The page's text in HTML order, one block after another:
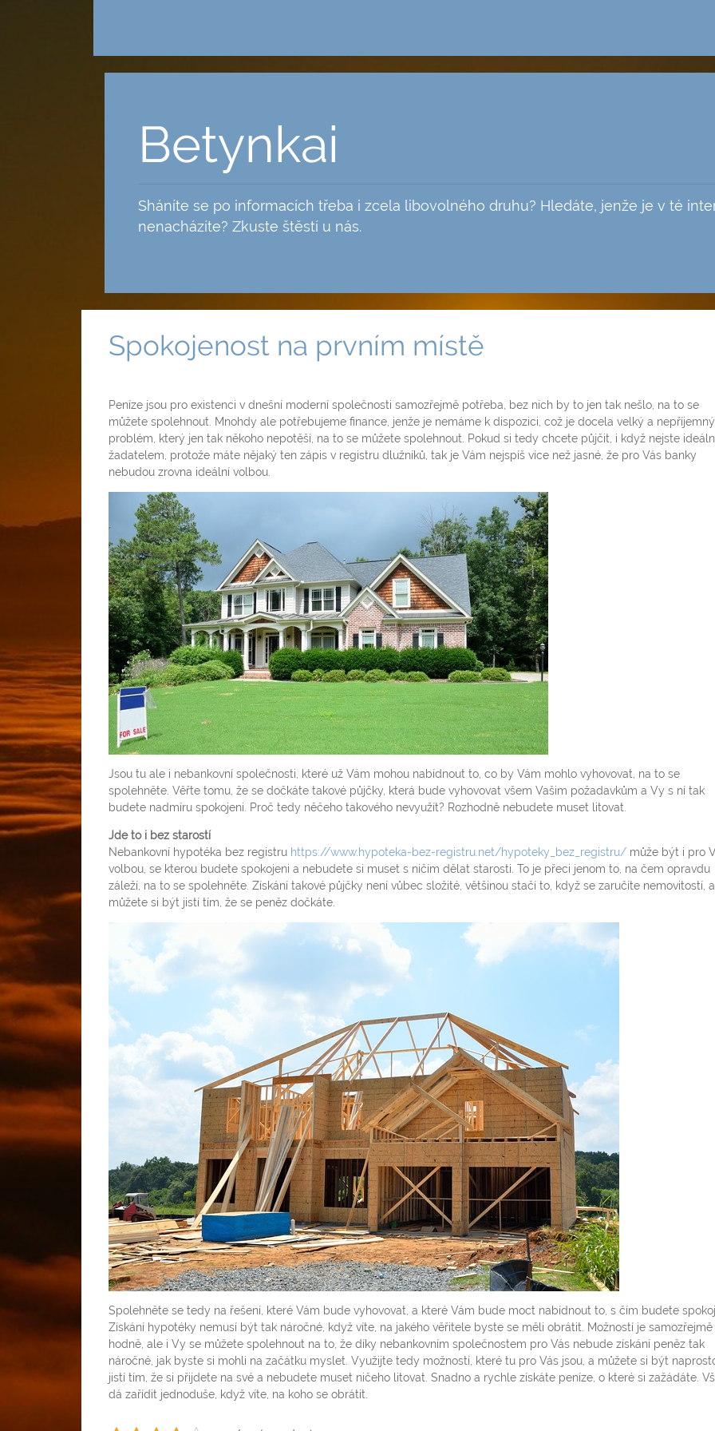
Betynkai
Sháníte se po informacích třeba i zcela libovolného druhu? Hledáte, jenže je v té
nenacházíte? Zkuste štěstí u nás.
Spokojenost na prvním místě
Peníze jsou pro existenci v dnešní moderní společnosti samozřejmě potřeba, bez nich by to jen tak nešlo, na to se
můžete spolehnout. Mnohdy ale potřebujeme finance, jenže je nemáme k dispozici, což je docela velký a nepříjemný
problém, který jen tak někoho nepotěší, na to se můžete spolehnout. Pokud si tedy chcete půjčit, i když nejste
žadatelem, protože máte nějaký ten zápis v registru dlužníků, tak je Vám nejspíš více než jasné, že pro Vás banky
nebudou zrovna ideální volbou.
Jsou tu ale i nebankovní společnosti, které už Vám mohou nabídnout to, co by Vám mohlo vyhovovat, na to se
spolehněte. Věřte tomu, že se dočkáte takové půjčky, která bude vyhovovat všem Vašim požadavkům a Vy s ní tak
budete nadmíru spokojeni. Proč tedy něčeho takového nevyužít? Rozhodně nebudete muset litovat.
Jde to i bez starostí
Nebankovní hypotéka bez registru https://www.hypoteka-bez-registru.net/hypoteky_bez_registru/může být i pro
volbou, se kterou budete spokojeni a nebudete si muset s ničím dělat starosti. To je přeci jenom to, na čem opravdu
záleží, na to se spolehněte. Získání takové půjčky není vůbec složité, většinou stačí to, když se zaručíte nemovitostí, a
můžete si být jistí tím, že se peněz dočkáte.
Spolehněte se tedy na řešení, které Vám bude vyhovovat, a které Vám bude moct nabídnout to, s čím budete
Získání hypotéky nemusí být tak náročné, když víte, na jakého věřitele byste se měli obrátit. Možností je samozřejmě
hodně, ale i Vy se můžete spolehnout na to, že díky nebankovním společnostem pro Vás nebude získání peněz tak
náročné, jak byste si mohli na začátku myslet. Využijte tedy možností, které tu pro Vás jsou, a můžete si být
jistí tím, že si přijdete na své a nebudete muset ničeho litovat. Snadno a rychle získáte peníze, o které si zažádáte.
dá zařídit jednoduše, když víte, na koho se obrátit.